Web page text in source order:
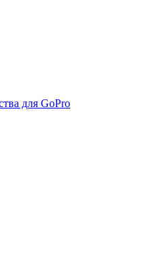
для GoPro